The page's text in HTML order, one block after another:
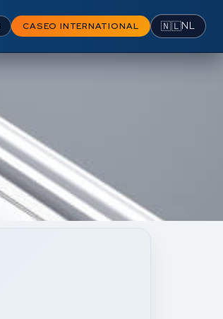
CASEO INTERNATIONAL 🇳🇱NL